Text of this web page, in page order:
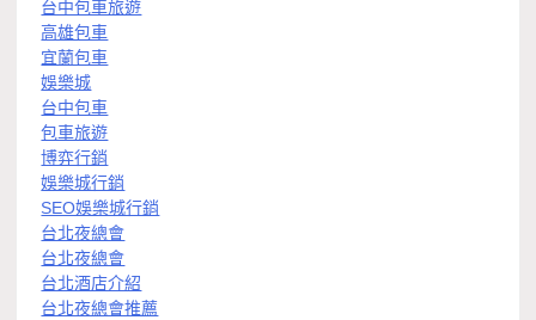
台中包車旅遊
高雄包車
宜蘭包車
娛樂城
台中包車
包車旅遊
博弈行銷
娛樂城行銷
SEO娛樂城行銷
台北夜總會
台北夜總會
台北酒店介紹
台北夜總會推薦